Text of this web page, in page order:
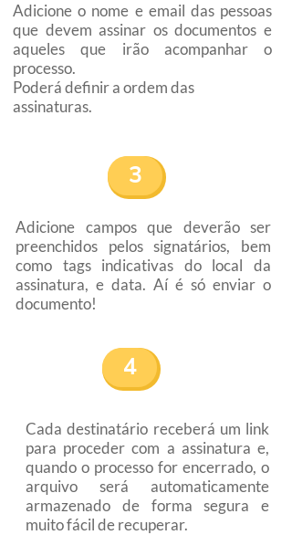
Adicione o nome e email das pessoas
que devem assinar os documentos e
aqueles que irão acompanhar o
processo.
​​​​​​​Poderá definir a ordem das
assinaturas.
Adicione campos que deverão ser
preenchidos pelos signatários, bem
como tags indicativas do local da
assinatura, e data. Aí é só enviar o
documento!
Cada destinatário receberá um link
para proceder com a assinatura e,
quando o processo for encerrado, o
arquivo será automaticamente
armazenado de forma segura e
muito fácil de recuperar.
3
4